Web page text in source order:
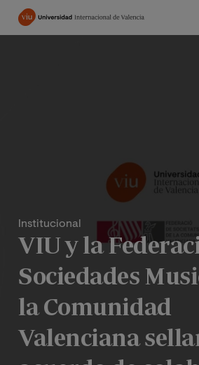
Pasar
Institucional
VIU y la
Sociedades
la Comunidad
Valenciana